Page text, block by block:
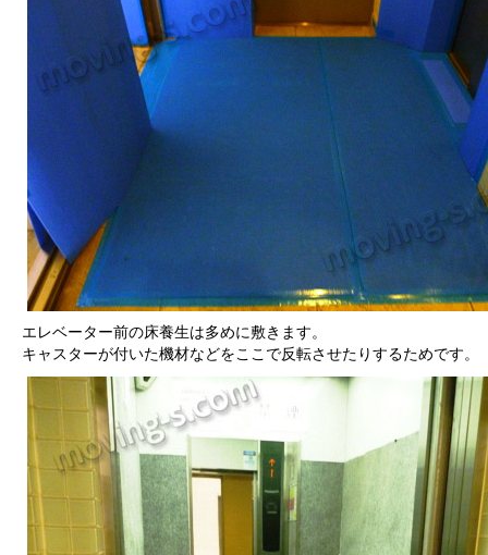
エレベーター前の床養生は多めに敷きます。
キャスターが付いた機材などをここで反転させたりするためです。